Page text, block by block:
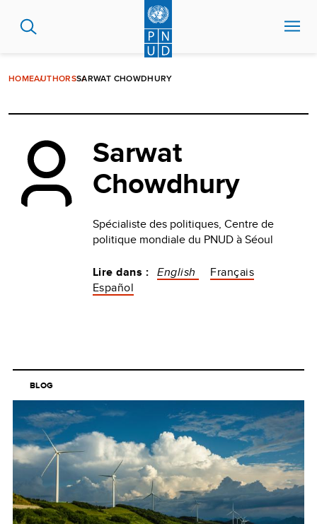
contenu
HOMEAUTHORSSARWAT CHOWDHURY
Sarwat
Chowdhury
Spécialiste des politiques, Centre de
politique mondiale du PNUD à Séoul
Lire dans : English
Français
Español
BLOG